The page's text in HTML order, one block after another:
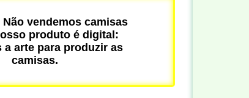
Não vendemos camisas
produto é digital:
a arte para produzir as
camisas.